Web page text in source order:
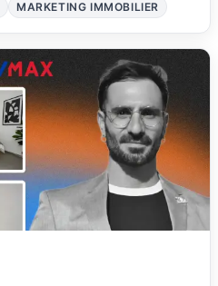
MARKETING IMMOBILIER